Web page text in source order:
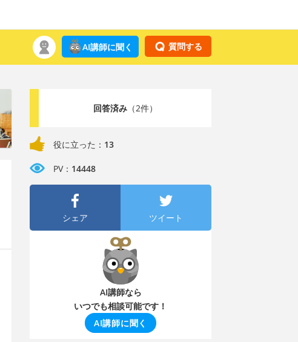
質問する
AI講師に聞く
回答済み（2件）
役に立った： 13
PV： 14448
シェア ツイート
AI講師なら
いつでも相談可能です！
AI講師に聞く